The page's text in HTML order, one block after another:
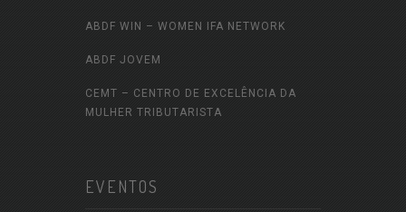
ABDF WIN – WOMEN IFA NETWORK
ABDF JOVEM
CEMT – CENTRO DE EXCELÊNCIA DA
MULHER TRIBUTARISTA
EVENTOS